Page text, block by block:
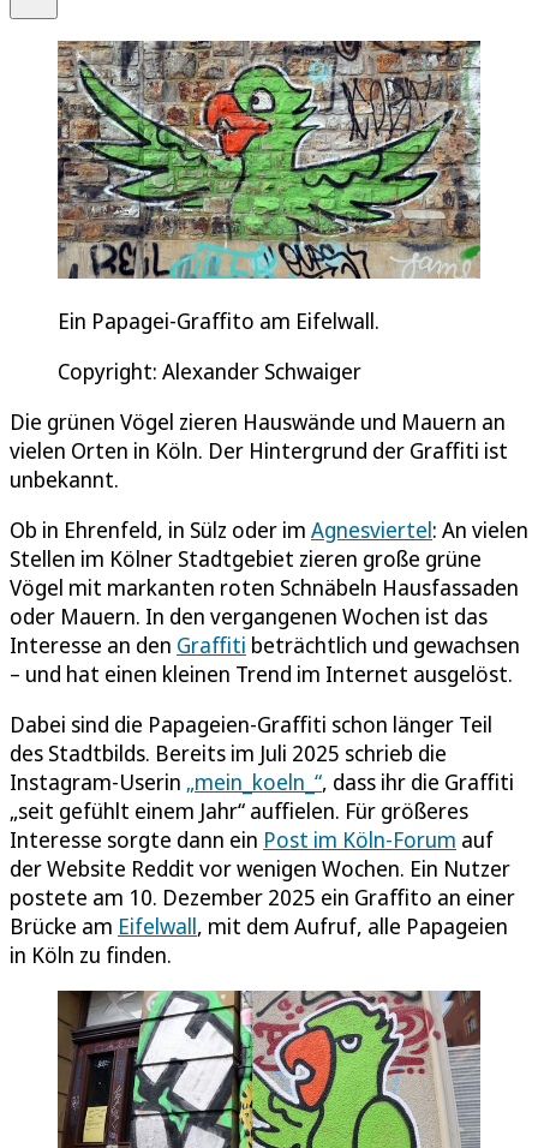
Ein Papagei-Graffito am Eifelwall.
Copyright: Alexander Schwaiger
Die grünen Vögel zieren Hauswände und Mauern an
vielen Orten in Köln. Der Hintergrund der Graffiti ist
unbekannt.
Ob in Ehrenfeld, in Sülz oder im Agnesviertel: An vielen
Stellen im Kölner Stadtgebiet zieren große grüne
Vögel mit markanten roten Schnäbeln Hausfassaden
oder Mauern. In den vergangenen Wochen ist das
Interesse an den Graffiti beträchtlich und gewachsen
– und hat einen kleinen Trend im Internet ausgelöst.
Dabei sind die Papageien-Graffiti schon länger Teil
des Stadtbilds. Bereits im Juli 2025 schrieb die
Instagram-Userin „mein_koeln_“, dass ihr die Graffiti
„seit gefühlt einem Jahr“ auffielen. Für größeres
Interesse sorgte dann ein Post im Köln-Forum auf
der Website Reddit vor wenigen Wochen. Ein Nutzer
postete am 10. Dezember 2025 ein Graffito an einer
Brücke am Eifelwall, mit dem Aufruf, alle Papageien
in Köln zu finden.